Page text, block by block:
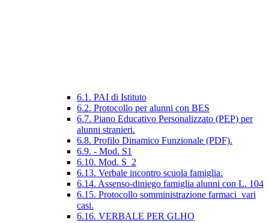
6.1. PAI di Istituto
6.2. Protocollo per alunni con BES
6.7. Piano Educativo Personalizzato (PEP) per
alunni stranieri.
6.8. Profilo Dinamico Funzionale (PDF).
6.9. - Mod. S1
6.10. Mod. S_2
6.13. Verbale incontro scuola famiglia.
6.14. Assenso-diniego famiglia alunni con L. 104
6.15. Protocollo somministrazione farmaci_vari
casi.
6.16. VERBALE PER GLHO